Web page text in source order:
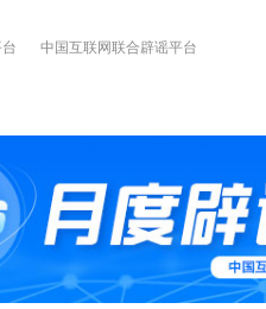
中国互联网联合辟谣平台